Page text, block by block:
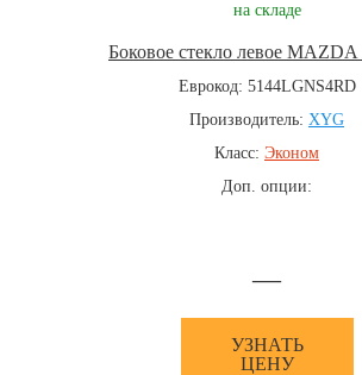
на складе
Боковое стекло левое MAZDA
Еврокод: 5144LGNS4RD
Производитель: XYG
Класс: Эконом
Доп. опции:
—
УЗНАТЬ
ЦЕНУ